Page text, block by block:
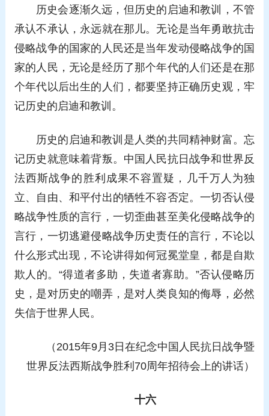
历史会逐渐久远，但历史的启迪和教训，不管
承认不承认，永远就在那儿。无论是当年勇敢抗击
侵略战争的国家的人民还是当年发动侵略战争的国
家的人民，无论是经历了那个年代的人们还是在那
个年代以后出生的人们，都要坚持正确历史观，牢
记历史的启迪和教训。
历史的启迪和教训是人类的共同精神财富。忘
记历史就意味着背叛。中国人民抗日战争和世界反
法西斯战争的胜利成果不容置疑，几千万人为独
立、自由、和平付出的牺牲不容否定。一切否认侵
略战争性质的言行，一切歪曲甚至美化侵略战争的
言行，一切逃避侵略战争历史责任的言行，不论以
什么形式出现，不论讲得如何冠冕堂皇，都是自欺
欺人的。“得道者多助，失道者寡助。”否认侵略历
史，是对历史的嘲弄，是对人类良知的侮辱，必然
失信于世界人民。
（2015年9月3日在纪念中国人民抗日战争暨
世界反法西斯战争胜利70周年招待会上的讲话）
十六